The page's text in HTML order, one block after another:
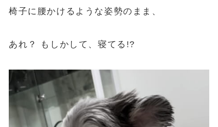
椅子に腰かけるような姿勢のまま、
あれ？ もしかして、寝てる!?